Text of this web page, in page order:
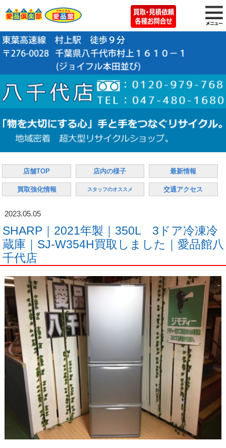
店舗TOP 店内の様子 最新情報
買取強化情報 スタッフのオススメ 交通アクセス
2023.05.05
SHARP｜2021年製｜350L 3ドア冷凍冷
蔵庫｜SJ-W354H買取しました｜愛品館八
千代店